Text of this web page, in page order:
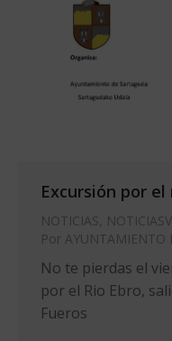
Excursión por el
NOTICIAS,
Por AYUNTAMIENTO
No te pierdas el
por el Rio Ebro,
Fueros